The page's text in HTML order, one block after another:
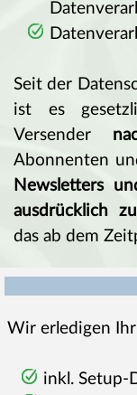
Seit der
ist es
Versender
Abonnenten
Newsletters
ausdrücklich
das ab dem
Wir erledigen
inkl. Setup-